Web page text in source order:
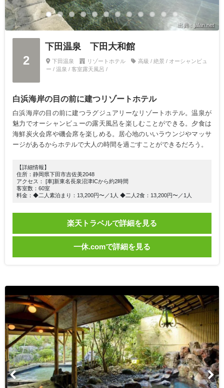
出典：jalan.net
2
下田温泉 下田大和館
下田温泉 リゾートホテル
高級 / 絶景 / オーシャンビュ
ー / 温泉 / 客室露天風呂 /
白浜海岸の目の前に建つリゾートホテル
白浜海岸の目の前に建つラグジュアリーなリゾートホテル。温泉が
魅力でオーシャンビューの露天風呂を楽しむことができる。夕食は
海鮮炭火会席や磯会席を楽しめる。居心地のいいラウンジやマッサ
ージがあるからホテルで大人の時間を過ごすことができるだろう。
【詳細情報】
住所：静岡県下田市吉佐美2048
アクセス： [車]新東名長泉沼津ICから約2時間
客室数：60室
料金：◆二人素泊まり：13,200円〜／1人 ◆二人2食：13,200円〜／1人
楽天トラベルで詳細を見る
一休.comで詳細を見る